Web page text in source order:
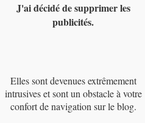
J'ai décidé de supprimer les
publicités.
Elles sont devenues extrêmement
intrusives et sont un obstacle à votre
confort de navigation sur le blog.